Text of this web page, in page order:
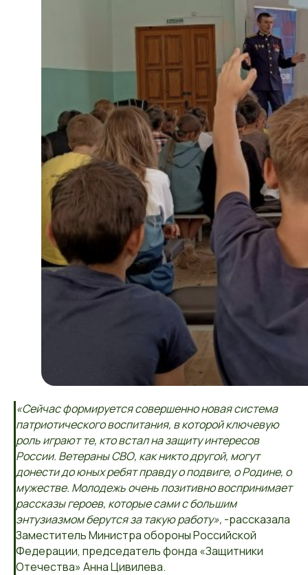
«Сейчас формируется совершенно новая система
патриотического воспитания, в которой ключевую
роль играют те, кто встал на защиту интересов
России. Ветераны СВО, как никто другой, могут
донести до юных ребят правду о подвиге, о Родине, о
мужестве. Молодежь очень позитивно воспринимает
рассказы героев, которые сами с большим
энтузиазмом берутся за такую работу», -рассказала
Заместитель Министра обороны Российской
Федерации, председатель фонда «Защитники
Отечества» Анна Цивилева.